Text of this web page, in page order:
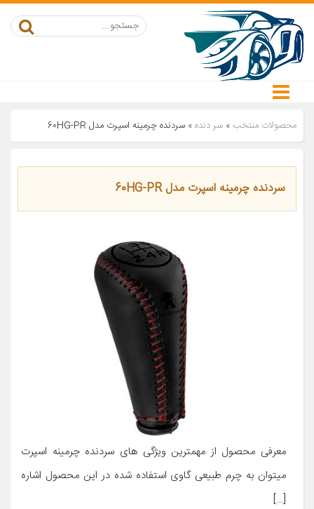
محصولات منتخب » سر دنده» سردنده چرمینه اسپرت مدل 60HG-PR
سردنده چرمینه اسپرت مدل 60HG-PR
معرفی محصول از مهمترین ویژگی های سردنده چرمینه اسپرت
میتوان به چرم طبیعی گاوی استفاده شده در این محصول اشاره
[…]